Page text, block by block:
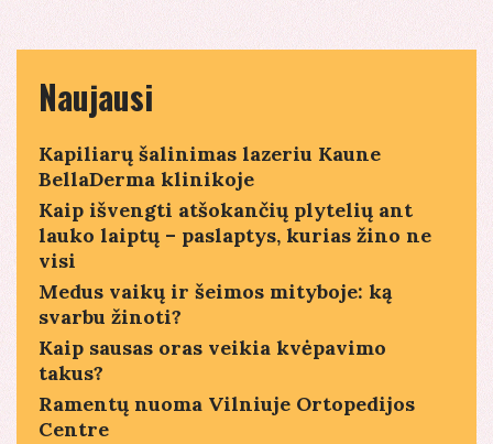
Naujausi
Kapiliarų šalinimas lazeriu Kaune
BellaDerma klinikoje
Kaip išvengti atšokančių plytelių ant
lauko laiptų – paslaptys, kurias žino ne
visi
Medus vaikų ir šeimos mityboje: ką
svarbu žinoti?
Kaip sausas oras veikia kvėpavimo
takus?
Ramentų nuoma Vilniuje Ortopedijos
Centre